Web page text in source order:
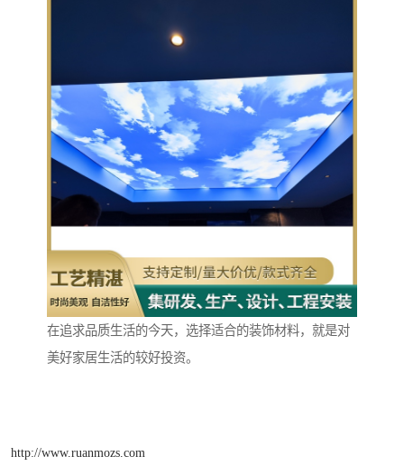
在追求品质生活的今天，选择适合的装饰材料，就是对
美好家居生活的较好投资。
http://www.ruanmozs.com